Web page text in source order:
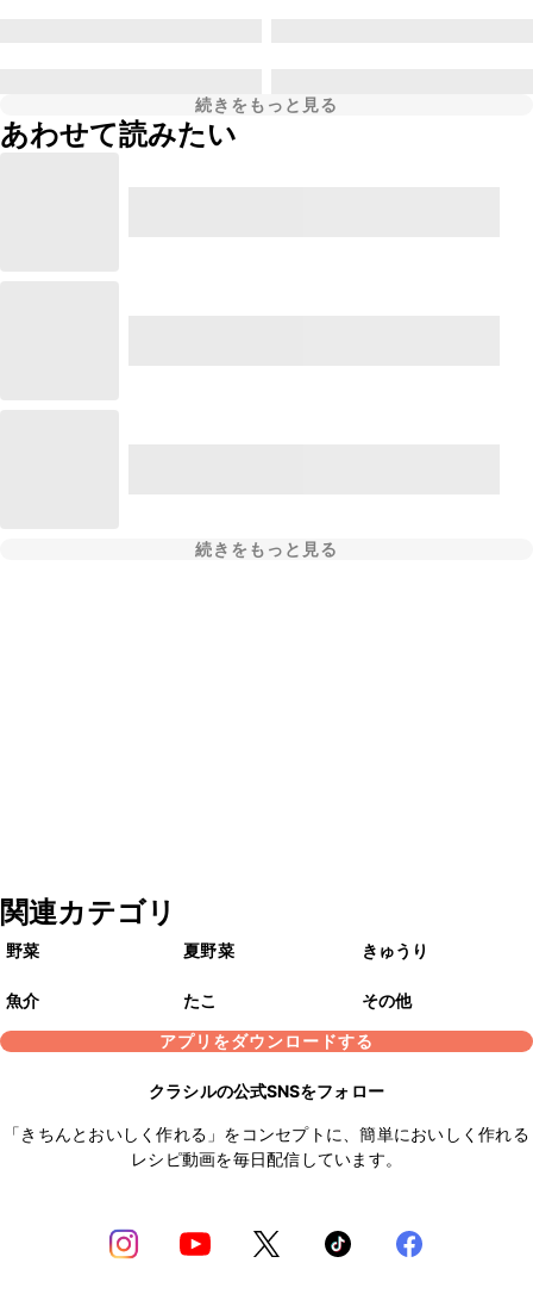
続きをもっと見る
あわせて読みたい
続きをもっと見る
関連カテゴリ
野菜 夏野菜 きゅうり
魚介 たこ
その他
アプリをダウンロードする
クラシルの公式SNSをフォロー
「きちんとおいしく作れる」をコンセプトに、簡単においしく作れる
レシピ動画を毎日配信しています。